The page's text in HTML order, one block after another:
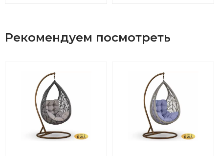
Рекомендуем посмотреть